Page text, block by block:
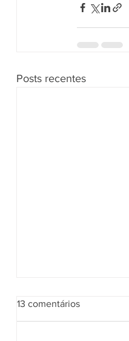
Posts recentes
13 comentários